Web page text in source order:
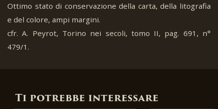
Ottimo stato di conservazione della carta, della litografia
e del colore, ampi margini.
cfr. A. Peyrot, Torino nei secoli, tomo II, pag. 691, n°
479/1.
Ti potrebbe interessare